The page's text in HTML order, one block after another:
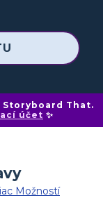
That.
účet ✨
Možností